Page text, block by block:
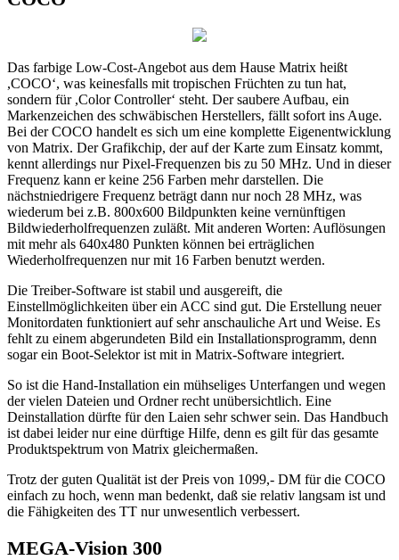
Das farbige Low-Cost-Angebot aus dem Hause Matrix heißt
,COCO‘, was keinesfalls mit tropischen Früchten zu tun hat,
sondern für ,Color Controller‘ steht. Der saubere Aufbau, ein
Markenzeichen des schwäbischen Herstellers, fällt sofort ins Auge.
Bei der COCO handelt es sich um eine komplette Eigenentwicklung
von Matrix. Der Grafikchip, der auf der Karte zum Einsatz kommt,
kennt allerdings nur Pixel-Frequenzen bis zu 50 MHz. Und in dieser
Frequenz kann er keine 256 Farben mehr darstellen. Die
nächstniedrigere Frequenz beträgt dann nur noch 28 MHz, was
wiederum bei z.B. 800x600 Bildpunkten keine vernünftigen
Bildwiederholfrequenzen zuläßt. Mit anderen Worten: Auflösungen
mit mehr als 640x480 Punkten können bei erträglichen
Wiederholfrequenzen nur mit 16 Farben benutzt werden.
Die Treiber-Software ist stabil und ausgereift, die
Einstellmöglichkeiten über ein ACC sind gut. Die Erstellung neuer
Monitordaten funktioniert auf sehr anschauliche Art und Weise. Es
fehlt zu einem abgerundeten Bild ein Installationsprogramm, denn
sogar ein Boot-Selektor ist mit in Matrix-Software integriert.
So ist die Hand-Installation ein mühseliges Unterfangen und wegen
der vielen Dateien und Ordner recht unübersichtlich. Eine
Deinstallation dürfte für den Laien sehr schwer sein. Das Handbuch
ist dabei leider nur eine dürftige Hilfe, denn es gilt für das gesamte
Produktspektrum von Matrix gleichermaßen.
Trotz der guten Qualität ist der Preis von 1099,- DM für die COCO
einfach zu hoch, wenn man bedenkt, daß sie relativ langsam ist und
die Fähigkeiten des TT nur unwesentlich verbessert.
MEGA-Vision 300